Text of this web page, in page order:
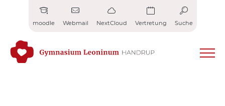
moodle Webmail NextCloud Vertretung Suche